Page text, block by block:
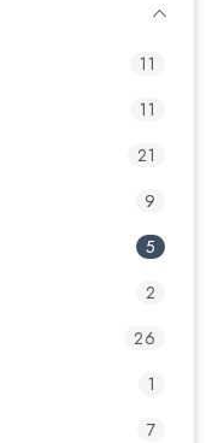
11
11
21
9
5
2
26
1
7